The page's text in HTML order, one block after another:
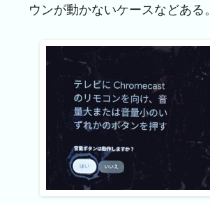
ウンが動かないケースなどある。